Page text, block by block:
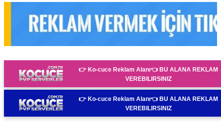
👉 Ko-cuce Reklam Alanı👈 BU ALANA REKLAM
VEREBILIRSINIZ
👉 Ko-cuce Reklam Alanı👈 BU ALANA REKLAM
VEREBILIRSINIZ